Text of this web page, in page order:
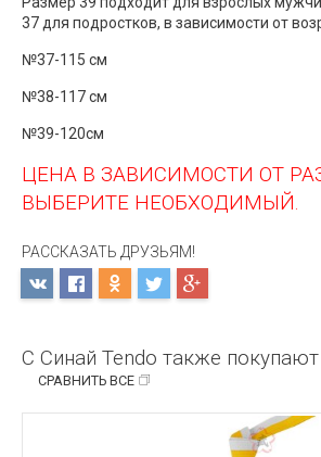
37 для подростков, в зависимости от
№37-115 см
№38-117 см
№39-120см
ЦЕНА В ЗАВИСИМОСТИ ОТ
ВЫБЕРИТЕ НЕОБХОДИМЫЙ.
РАССКАЗАТЬ ДРУЗЬЯМ!
С Синай Tendo также покупают
СРАВНИТЬ ВСЕ